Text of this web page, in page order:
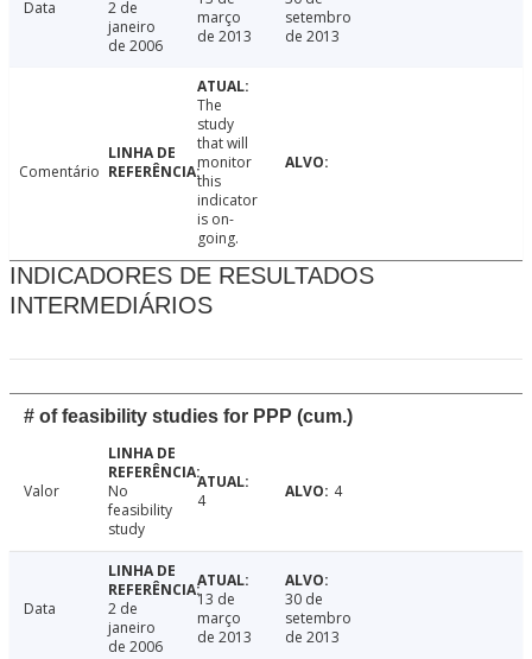
Data
2 de
janeiro
de 2006
março
de 2013
setembro
de 2013
Comentário
The
study
that will
monitor
this
indicator
is on-
going.
INDICADORES DE RESULTADOS
INTERMEDIÁRIOS
# of feasibility studies for PPP (cum.)
Valor
No
feasibility
study
4 4
Data
2 de
janeiro
de 2006
13 de
março
de 2013
30 de
setembro
de 2013